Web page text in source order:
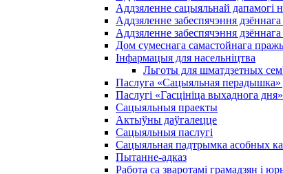
Аддзяленне сацыяльнай дапамогі
Аддзяленне забеспячэння
Аддзяленне забеспячэння
Дом сумеснага самастойнага
Інфармацыя для насельніцтва
Льготы для шматдзетных
Паслуга «Сацыяльная перадышка»
Паслугі «Гасцініца выхаднога
Сацыяльныя праекты
Актыўны даўгалецце
Сацыяльныя паслугі
Сацыяльная падтрымка асобных
Пытанне-адказ
Работа са зваротамі грамадзян і